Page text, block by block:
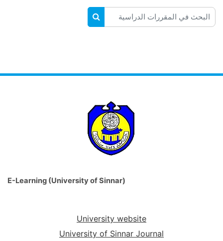
البحث في المقررات الدراسية
البحث في المقررات الدراسية
E-Learning (University of Sinnar)
University website
University of Sinnar Journal